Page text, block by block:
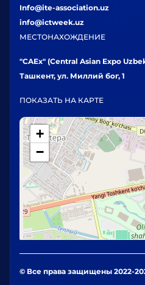
Info@ite-association.uz
info@ictweek.uz
МЕСТОНАХОЖДЕНИЕ
"CAEx" (Central Asian Expo
Ташкент, ул. Миллий бог, 1
ПОКАЗАТЬ НА КАРТЕ
+
−
© Все права защищены 2022-